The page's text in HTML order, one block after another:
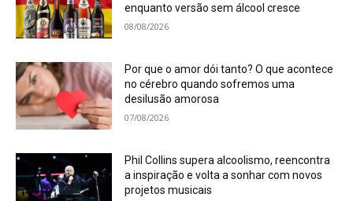
enquanto versão sem álcool cresce
08/08/2026
Por que o amor dói tanto? O que acontece
no cérebro quando sofremos uma
desilusão amorosa
07/08/2026
Phil Collins supera alcoolismo, reencontra
a inspiração e volta a sonhar com novos
projetos musicais